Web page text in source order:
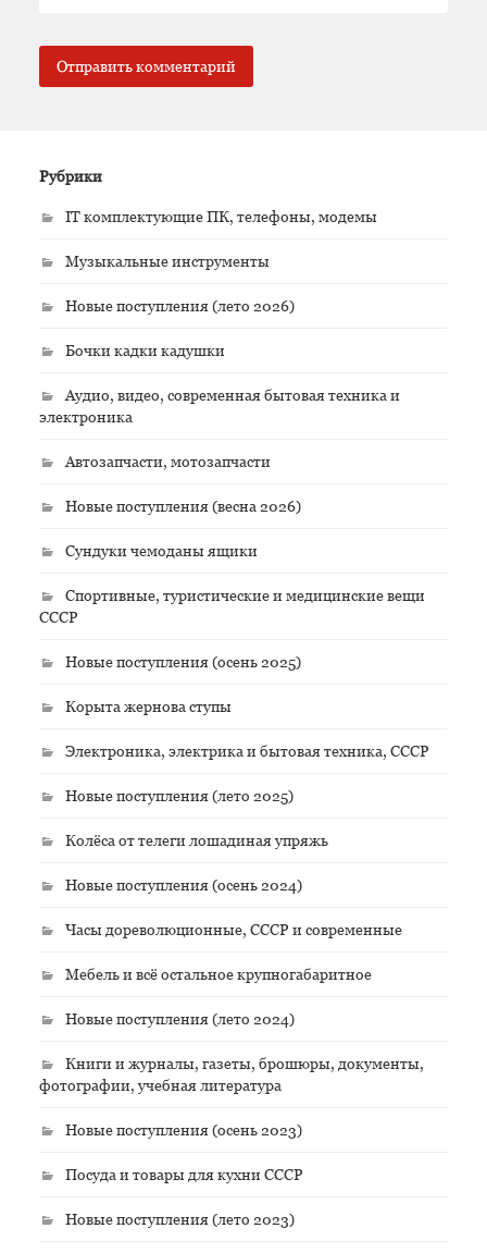
Рубрики
IT комплектующие ПК, телефоны, модемы
Музыкальные инструменты
Новые поступления (лето 2026)
Бочки кадки кадушки
Аудио, видео, современная бытовая техника и
электроника
Автозапчасти, мотозапчасти
Новые поступления (весна 2026)
Сундуки чемоданы ящики
Спортивные, туристические и медицинские вещи
СССР
Новые поступления (осень 2025)
Корыта жернова ступы
Электроника, электрика и бытовая техника, СССР
Новые поступления (лето 2025)
Колёса от телеги лошадиная упряжь
Новые поступления (осень 2024)
Часы дореволюционные, СССР и современные
Мебель и всё остальное крупногабаритное
Новые поступления (лето 2024)
Книги и журналы, газеты, брошюры, документы,
фотографии, учебная литература
Новые поступления (осень 2023)
Посуда и товары для кухни СССР
Новые поступления (лето 2023)